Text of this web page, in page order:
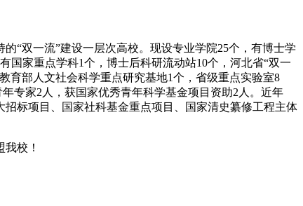
“双一流”建设一层次高校。现设专业学院25个，有博士学
国家重点学科1个，博士后科研流动站10个，河北省“双一
育部人文社会科学重点研究基地1个，省级重点实验室8
专家2人，获国家优秀青年科学基金项目资助2人。近年
标项目、国家社科基金重点项目、国家清史纂修工程主体
校！